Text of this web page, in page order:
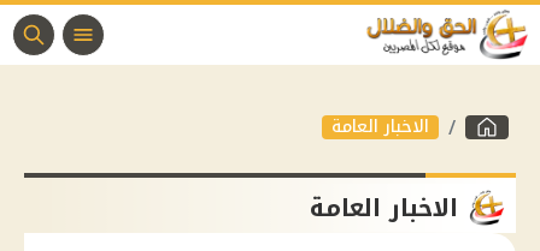
الاخبار العامة
الاخبار العامة